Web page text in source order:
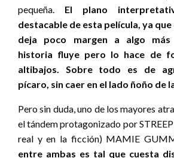
pequeña. El plano
destacable de esta película, ya que
deja poco margen a algo más
historia fluye pero lo hace de
altibajos. Sobre todo es de
pícaro, sin caer en el lado ñoño de
Pero sin duda, uno de los mayores
el tándem protagonizado por
real y en la ficción) MAMIE
entre ambas es tal que cuesta